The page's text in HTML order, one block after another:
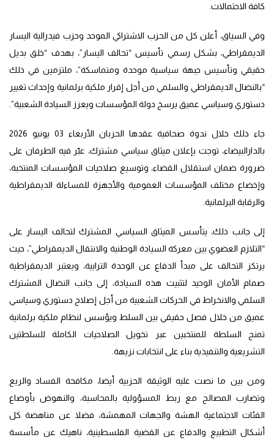
كافة الاحتمالات.
وفي السياق، أعلن كل من الحزب الاشتراكي الموحد وحزب فيدرالية اليسار
الديمقراطي، بشكل رسمي تأسيس “تحالف اليسار”، بهدف “خلق بديل
حقيقي وتأسيس جبهة سياسية موحدة ومتماسكة”، ملتزمين في ذلك
“بالنضال الديمقراطي والسلمي من أجل إقرار ملكية برلمانية وإحداث تغيير
دستوري وسياسي عميق يرسخ دولة المؤسسات ويعزز السيادة الشعبية”.
جاء ذلك خلال ندوة صحافية عقدها الحزبان الأربعاء 03 يونيو 2026
بالدارالبيضاء، توجت بإعلان ميثاق سياسي مشترك، عبّر فيه الطرفان على
ضرورة ضمان استقلال القضاء، وتوسيع صلاحيات المؤسسات المنتخبة،
وإخضاع مختلف المؤسسات العمومية والأجهزة للمساءلة الديمقراطية
والرقابة البرلمانية.
إلى جانب ذلك، يتأسس الميثاق السياسي المشترك لتحالف اليسار على
“التلازم العضوي بين معركة السيادة الوطنية والانتقال الديمقراطي”، حيث
يرتكز التحالف على مبدأ الدفاع عن الوحدة الترابية، ويعتبر الديمقراطية
صمام الأمان الوحيد لتثبيت هذه السيادة، إلى جانب النضال المشترك
السلمي والانخراط في الحركات الشعبية من أجل إصلاح دستوري وسياسي
عميق من خلال فصل حقيقي بين السلط ويؤسس لنظام ملكية برلمانية
تمنح السلطة للمنتخبين عبر تخويل الصلاحيات الكاملة للسلطتين
التشريعية والتنفيذية بناء على انتخابات نزيهة.
ومن بين ما نصت عليه الوثيقة الحزبية أيضا، مكافحة الفساد والريع
وتضارب المصالح مع ربط المسؤولية بالمحاسبة، والنهوض بأوضاع
الفئات الاجتماعية الهشة والجهات المهمشة، فضلا عن مناهضة كل
أشكال التطبيع والدفاع عن القضية الفلسطينية، ناهيك عن مأسسة